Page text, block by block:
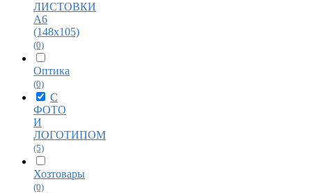
ЛИСТОВКИ
А6
(148х105)
(0)
Оптика
(0)
С
ФОТО
И
ЛОГОТИПОМ
(5)
Хозтовары
(0)